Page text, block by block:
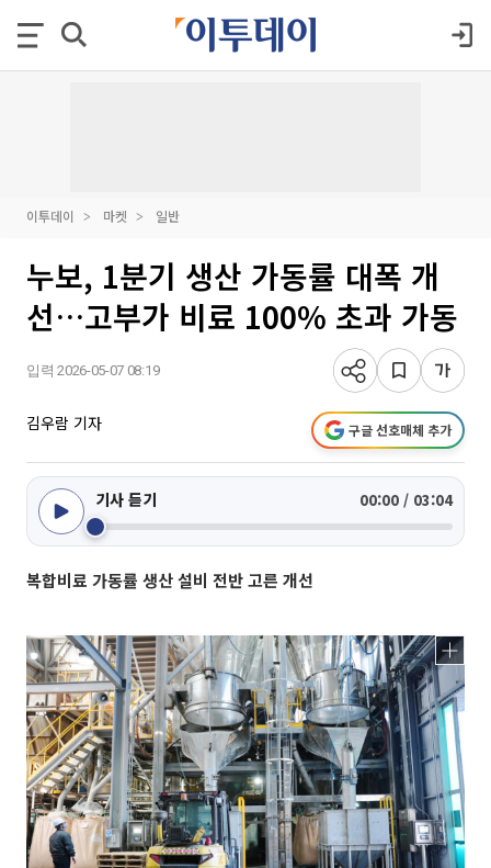
이투데이 마켓 일반
누보, 1분기 생산 가동률 대폭 개
선…고부가 비료 100% 초과 가동
입력 2026-05-07 08:19
김우람 기자 구글 선호매체 추가
기사 듣기 00:00 / 03:04
복합비료 가동률 생산 설비 전반 고른 개선